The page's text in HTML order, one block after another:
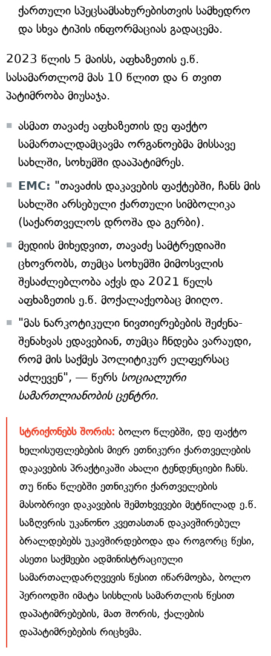
ქართული სპეცსამსახურებისთვის სამხედრო
და სხვა ტიპის ინფორმაციას გადაცემა.
2023 წლის 5 მაისს, აფხაზეთის ე.წ.
სასამართლომ მას 10 წლით და 6 თვით
პატიმრობა მიუსაჯა.
ასმათ თავაძე აფხაზეთის დე ფაქტო
სამართალდამცავმა ორგანოებმა მისსავე
სახლში, სოხუმში დააპატიმრეს.
EMC: "თავაძის დაკავების ფაქტებში, ჩანს მის
სახლში არსებული ქართული სიმბოლიკა
(საქართველოს დროშა და გერბი).
მედიის მიხედვით, თავაძე სამტრედიაში
ცხოვრობს, თუმცა სოხუმში მიმოსვლის
შესაძლებლობა აქვს და 2021 წელს
აფხაზეთის ე.წ. მოქალაქეობაც მიიღო.
"მას ნარკოტიკული ნივთიერებების შეძენა-
შენახვას ედავებიან, თუმცა ჩნდება ვარაუდი,
რომ მის საქმეს პოლიტიკურ ელფერსაც
აძლევენ", — წერს სოციალური
სამართლიანობის ცენტრი.
სტრიქონებს შორის: ბოლო წლებში, დე ფაქტო
ხელისუფლებების მიერ ეთნიკური ქართველების
დაკავების პრაქტიკაში ახალი ტენდენციები ჩანს.
თუ წინა წლებში ეთნიკური ქართველების
მასობრივი დაკავების შემთხვევები მეტწილად ე.წ.
საზღვრის უკანონო კვეთასთან დაკავშირებულ
ბრალდებებს უკავშირდებოდა და როგორც წესი,
ასეთი საქმეები ადმინისტრაციული
სამართალდარღვევის წესით იწარმოება, ბოლო
პერიოდში იმატა სისხლის სამართლის წესით
დაპატიმრებების, მათ შორის, ქალების
დაპატიმრებების რიცხვმა.